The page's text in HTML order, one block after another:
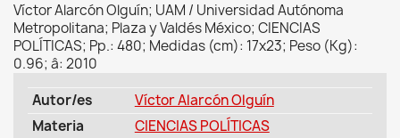
Víctor Alarcón Olguín; UAM / Universidad Autónoma
Metropolitana; Plaza y Valdés México; CIENCIAS
POLÍTICAS; Pp.: 480; Medidas (cm): 17x23; Peso (Kg):
0.96; â: 2010
Autor/es
Víctor Alarcón Olguín
Materia
CIENCIAS POLÍTICAS